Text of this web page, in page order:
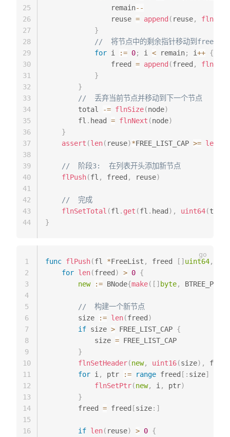
                remain
--
                reuse
= append ( reuse, flnPtr
}
//  将节点中的剩余指针移动到freed列
for i := 0; i < remain; i++ {
                freed
= append (freed , flnPtr
}
}
//  丢弃当前节点并移动到下一个节点
        total
-= flnSize(node)
        fl
. head = flnNext (node)
}
assert (len( reuse)*FREE_LIST_CAP >= len
//  阶段3:  在列表开头添加新节点
flPush(fl , freed , reuse)
//  完成
flnSetTotal (fl . get (fl . head ) , uint64(total
}
25
26
27
28
29
30
31
32
33
34
35
36
37
38
39
40
41
42
43
44
func flPush(fl *FreeList , freed [ ] uint64,
for len(freed ) > 0 {
new
:= BNode{make( [ ] byte,
//  构建一个新节点
        size
:= len(freed )
if size > FREE_LIST_CAP {
            size
= FREE_LIST_CAP
}
flnSetHeader(new, uint16(size) , fl
for i , ptr := range freed [ : size]
flnSetPtr(new, i , ptr)
}
        freed
= freed [size: ]
if len( reuse) > 0 {
1
2
3
4
5
6
7
8
9
10
11
12
13
14
15
16